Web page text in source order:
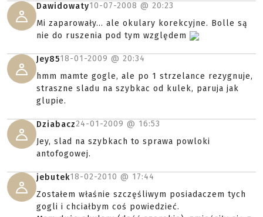
Dawidowaty10-07-2008 @ 20:23
Mi zaparowały... ale okulary korekcyjne. Bolle są
nie do ruszenia pod tym względem
Jey8518-01-2009 @ 20:34
hmm mamte gogle, ale po 1 strzelance rezygnuje,
straszne sladu na szybkac od kulek, paruja jak
glupie.
Dziabacz24-01-2009 @ 16:53
Jey, slad na szybkach to sprawa powloki
antofogowej.
jebutek18-02-2010 @ 17:44
Zostałem właśnie szczęśliwym posiadaczem tych
gogli i chciałbym coś powiedzieć.